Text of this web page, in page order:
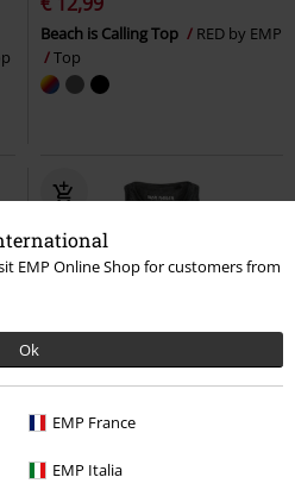
EMP Online Shop for customers from
Ok
EMP France
EMP Italia
Beach is Calling Top
RED by EMP
Top
vanaf
Fear Of The Dark